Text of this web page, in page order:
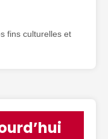
fins culturelles et